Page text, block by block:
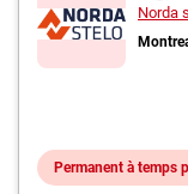
Norda
Permanent à temps